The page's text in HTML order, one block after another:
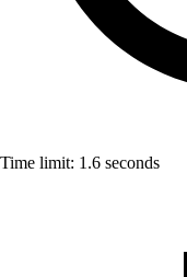
Time limit: 1.6 seconds